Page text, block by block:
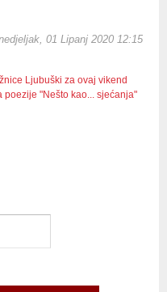
01 Lipanj 2020 12:15
Ljubuški za ovaj vikend
poezije "Nešto kao... sjećanja"